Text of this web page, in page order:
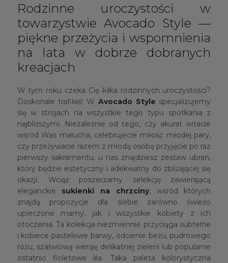
Rodzinne uroczystości w
towarzystwie Avocado Style —
piękne przeżycia i wspomnienia
na lata w dobrze dobranych
kreacjach
W tym roku czeka Cię kilka rodzinnych uroczystości?
Doskonale trafiłaś! W Avocado Style specjalizujemy
się w strojach na wszystkie tego typu spotkania z
najbliższymi. Niezależnie od tego, czy akurat witacie
wśród Was malucha, celebrujecie miłość młodej pary,
czy przeżywacie razem z młodą osobą przyjęcie po raz
pierwszy sakramentu, u nas znajdziesz zestaw ubrań,
który będzie estetyczny i adekwatny do zbliżającej się
okazji. Wciąż poszerzamy selekcję zawierającą
eleganckie sukienki na chrzciny, wśród których
znajdą propozycje dla siebie zarówno świeżo
upieczone mamy, jak i wszystkie kobiety z ich
otoczenia. Ta kolekcja niezmiennie przyciąga subtelne
i kobiece pastelowe barwy, odcienie beżu, pudrowego
różu, szałwiową wersję delikatnej zieleni lub popularne
ostatnio fioletowe lila. Taka paleta kolorystyczna